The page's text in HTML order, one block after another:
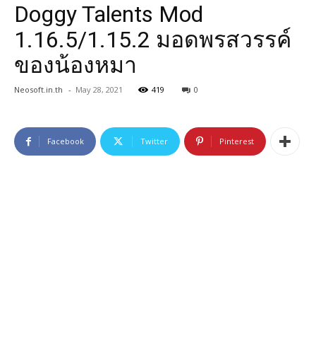
Doggy Talents Mod
1.16.5/1.15.2 มอดพรสวรรค์
ของน้องหมา
Neosoft.in.th - May 28, 2021 419 0
Facebook Twitter Pinterest